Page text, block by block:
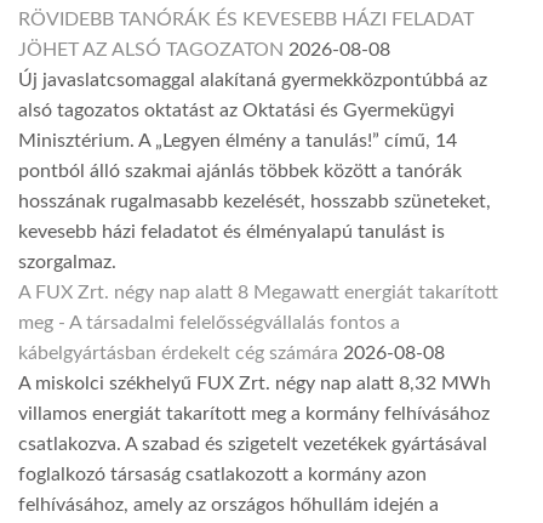
RÖVIDEBB TANÓRÁK ÉS KEVESEBB HÁZI FELADAT
JÖHET AZ ALSÓ TAGOZATON 2026-08-08
Új javaslatcsomaggal alakítaná gyermekközpontúbbá az
alsó tagozatos oktatást az Oktatási és Gyermekügyi
Minisztérium. A „Legyen élmény a tanulás!” című, 14
pontból álló szakmai ajánlás többek között a tanórák
hosszának rugalmasabb kezelését, hosszabb szüneteket,
kevesebb házi feladatot és élményalapú tanulást is
szorgalmaz.
A FUX Zrt. négy nap alatt 8 Megawatt energiát takarított
meg - A társadalmi felelősségvállalás fontos a
kábelgyártásban érdekelt cég számára 2026-08-08
A miskolci székhelyű FUX Zrt. négy nap alatt 8,32 MWh
villamos energiát takarított meg a kormány felhívásához
csatlakozva. A szabad és szigetelt vezetékek gyártásával
foglalkozó társaság csatlakozott a kormány azon
felhívásához, amely az országos hőhullám idején a